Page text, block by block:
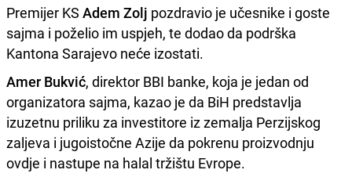
Premijer KS Adem Zolj pozdravio je učesnike i goste
sajma i poželio im uspjeh, te dodao da podrška
Kantona Sarajevo neće izostati.
Amer Bukvić, direktor BBI banke, koja je jedan od
organizatora sajma, kazao je da BiH predstavlja
izuzetnu priliku za investitore iz zemalja Perzijskog
zaljeva i jugoistočne Azije da pokrenu proizvodnju
ovdje i nastupe na halal tržištu Evrope.